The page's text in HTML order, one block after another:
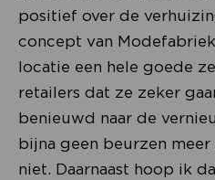
positief over de
concept van
locatie een hele goede
retailers dat ze zeker
benieuwd naar de
bijna geen beurzen
niet. Daarnaast hoop ik